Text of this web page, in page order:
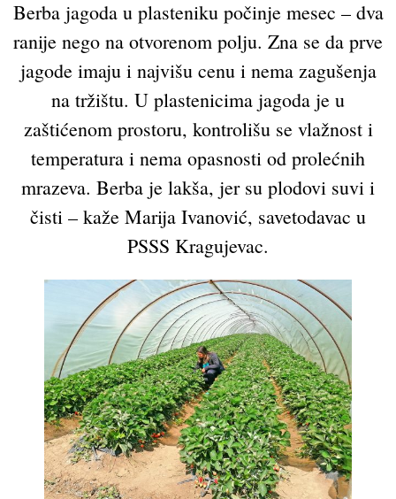
Berba jagoda u plasteniku počinje mesec – dva
ranije nego na otvorenom polju. Zna se da prve
jagode imaju i najvišu cenu i nema zagušenja
na tržištu. U plastenicima jagoda je u
zaštićenom prostoru, kontrolišu se vlažnost i
temperatura i nema opasnosti od prolećnih
mrazeva. Berba je lakša, jer su plodovi suvi i
čisti – kaže Marija Ivanović, savetodavac u
PSSS Kragujevac.